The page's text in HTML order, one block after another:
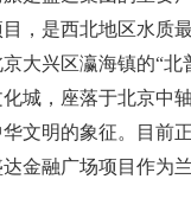
，是西北地区水质
大兴区瀛海镇的“
城，座落于北京中
文明的象征。目前
金融广场项目作为